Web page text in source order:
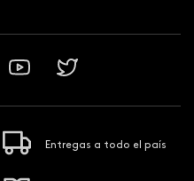
Entregas a todo el país